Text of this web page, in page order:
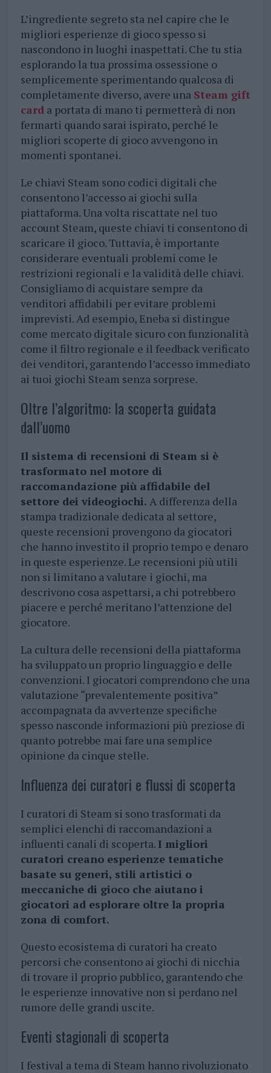
L’ingrediente segreto sta nel capire che le
migliori esperienze di gioco spesso si
nascondono in luoghi inaspettati. Che tu stia
esplorando la tua prossima ossessione o
semplicemente sperimentando qualcosa di
completamente diverso, avere una Steam gift
carda portata di mano ti permetterà di non
fermarti quando sarai ispirato, perché le
migliori scoperte di gioco avvengono in
momenti spontanei.
Le chiavi Steam sono codici digitali che
consentono l’accesso ai giochi sulla
piattaforma. Una volta riscattate nel tuo
account Steam, queste chiavi ti consentono di
scaricare il gioco. Tuttavia, è importante
considerare eventuali problemi come le
restrizioni regionali e la validità delle chiavi.
Consigliamo di acquistare sempre da
venditori affidabili per evitare problemi
imprevisti. Ad esempio, Eneba si distingue
come mercato digitale sicuro con funzionalità
come il filtro regionale e il feedback verificato
dei venditori, garantendo l’accesso immediato
ai tuoi giochi Steam senza sorprese.
Oltre l’algoritmo: la scoperta guidata
dall’uomo
Il sistema di recensioni di Steam si è
trasformato nel motore di
raccomandazione più affidabile del
settore dei videogiochi. A differenza della
stampa tradizionale dedicata al settore,
queste recensioni provengono da giocatori
che hanno investito il proprio tempo e denaro
in queste esperienze. Le recensioni più utili
non si limitano a valutare i giochi, ma
descrivono cosa aspettarsi, a chi potrebbero
piacere e perché meritano l’attenzione del
giocatore.
La cultura delle recensioni della piattaforma
ha sviluppato un proprio linguaggio e delle
convenzioni. I giocatori comprendono che una
valutazione “prevalentemente positiva”
accompagnata da avvertenze specifiche
spesso nasconde informazioni più preziose di
quanto potrebbe mai fare una semplice
opinione da cinque stelle.
Influenza dei curatori e flussi di scoperta
I curatori di Steam si sono trasformati da
semplici elenchi di raccomandazioni a
influenti canali di scoperta. I migliori
curatori creano esperienze tematiche
basate su generi, stili artistici o
meccaniche di gioco che aiutano i
giocatori ad esplorare oltre la propria
zona di comfort.
Questo ecosistema di curatori ha creato
percorsi che consentono ai giochi di nicchia
di trovare il proprio pubblico, garantendo che
le esperienze innovative non si perdano nel
rumore delle grandi uscite.
Eventi stagionali di scoperta
I festival a tema di Steam hanno rivoluzionato